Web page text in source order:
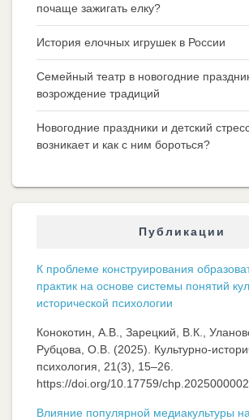
почаще зажигать елку?
История елочных игрушек в России
Семейный театр в новогодние
возрождение традиций
Новогодние праздники и детский
возникает и как с ним бороться?
Публикации
К проблеме конструирования
практик на основе системы понятий
исторической психологии
Конокотин, А.В., Зарецкий, В.К.,
Рубцова, О.В. (2025). Культурно-
психология, 21(3), 15–26.
https://doi.org/10.17759/chp.2025000002
Влияние популярной медиакультуры